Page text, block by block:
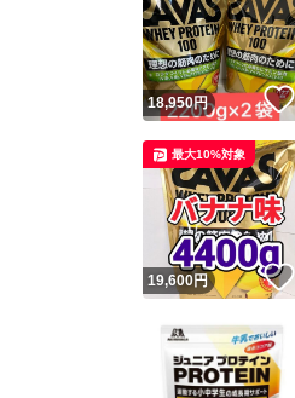
18,950円
19,600円
最大10%対象